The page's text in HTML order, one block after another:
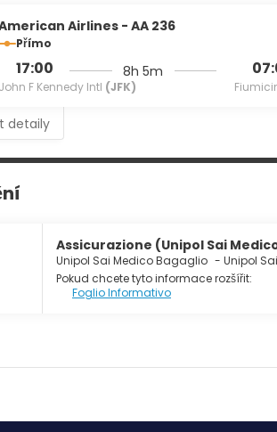
continental breakfast is served daily
include a 24-hour business
charges) is available onsite.
Airlines - AA 236
Přímo
17:00
John F Kennedy Intl (JFK)
8h 5m
detaily
Assicurazione (Unipol Sai
Unipol Sai Medico Bagaglio - Unipol
Pokud chcete tyto informace rozšířit:
Foglio Informativo